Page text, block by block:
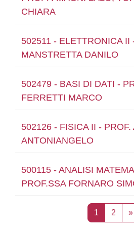
CHIARA
502511 - ELETTRONICA II
MANSTRETTA DANILO
502479 - BASI DI DATI -
FERRETTI MARCO
502126 - FISICA II - PROF.
ANTONIANGELO
500115 - ANALISI
PROF.SSA FORNARO
1 Seite 1
2Seite»